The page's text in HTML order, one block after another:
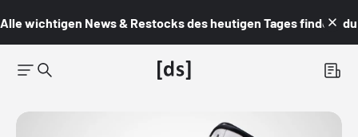
Alle wichtigen News & Restocks des heutigen Tages findest du